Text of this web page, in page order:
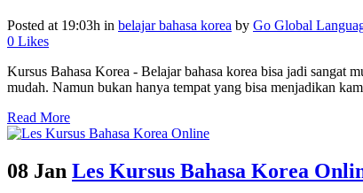
Posted at 19:03h in belajar bahasa korea by Go Global
0 Likes
Kursus Bahasa Korea - Belajar bahasa korea bisa jadi sangat
mudah. Namun bukan hanya tempat yang bisa menjadikan
Read More
08 Jan Les Kursus Bahasa Korea